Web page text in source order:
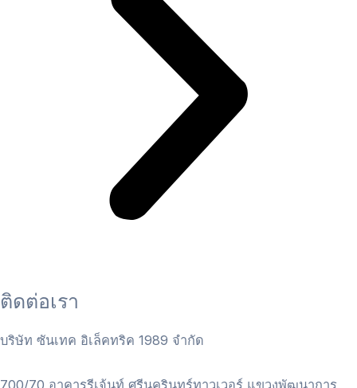
ติดต่อเรา
บริษัท ซันเทค อิเล็คทริค 1989 จำกัด